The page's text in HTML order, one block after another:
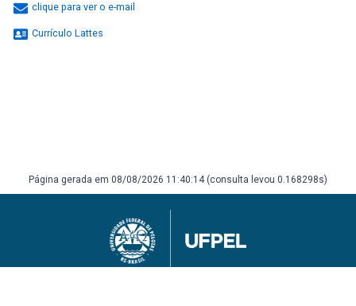
clique para ver o e-mail
Currículo Lattes
Página gerada em 08/08/2026 11:40:14 (consulta levou 0.168298s)